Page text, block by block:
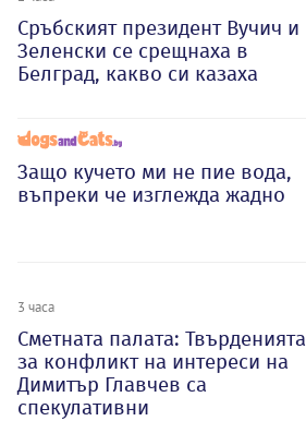
Сръбският президент Вучич и
Зеленски се срещнаха в
Белград, какво си казаха
Защо кучето ми не пие вода,
въпреки че изглежда жадно
3 часа
Сметната палата: Твърденията
за конфликт на интереси на
Димитър Главчев са
спекулативни